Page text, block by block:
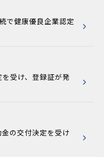
で健康優良企業認定
受け、登録証が発
の交付決定を受け